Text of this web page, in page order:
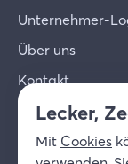
Unternehmer-
Über uns
Kontakt
© 2026 allyourz
Lecker,
Mit Cookies